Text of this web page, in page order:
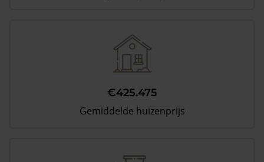
€425.475
Gemiddelde huizenprijs